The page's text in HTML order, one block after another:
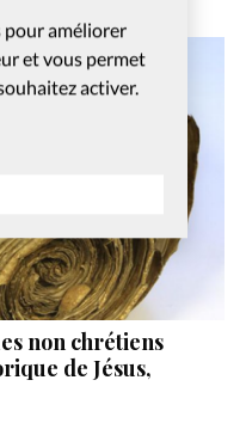
pour améliorer
et vous permet
activer.
non chrétiens
de Jésus,